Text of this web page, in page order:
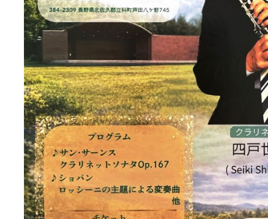
場
あ
り
う
ご
ざ
い
ま
し